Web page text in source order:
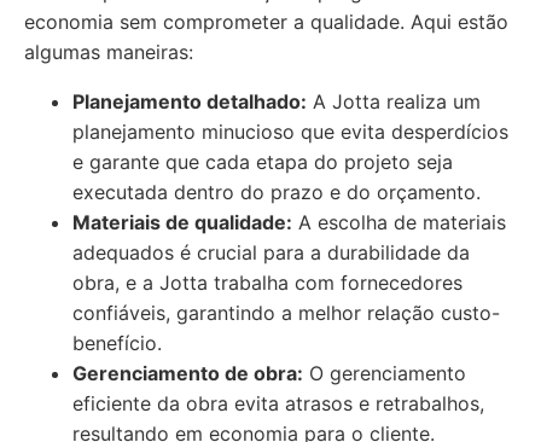
economia sem comprometer a qualidade. Aqui estão
algumas maneiras:
Planejamento detalhado: A Jotta realiza um
planejamento minucioso que evita desperdícios
e garante que cada etapa do projeto seja
executada dentro do prazo e do orçamento.
Materiais de qualidade: A escolha de materiais
adequados é crucial para a durabilidade da
obra, e a Jotta trabalha com fornecedores
confiáveis, garantindo a melhor relação custo-
benefício.
Gerenciamento de obra: O gerenciamento
eficiente da obra evita atrasos e retrabalhos,
resultando em economia para o cliente.